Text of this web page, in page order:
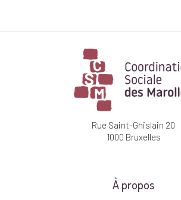
Rue Saint-Ghislain 20
1000 Bruxelles
À propos